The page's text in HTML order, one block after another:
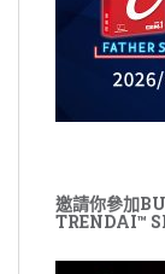
邀請你參加
TRENDAI™